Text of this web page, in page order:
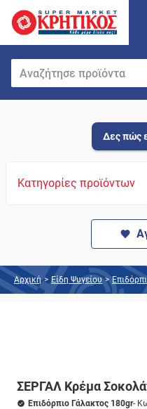
Δες πώς
Κατηγορίες προϊόντων
Αρχική > Είδη Ψυγείου >
ΣΕΡΓΑΛ Κρέμα
Επιδόρπιο Γάλακτος 180gr-